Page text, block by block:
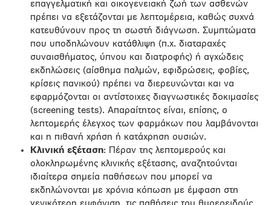
επαγγελματική και οικογενειακή ζωή των ασθενών
πρέπει να εξετάζονται με λεπτομέρεια, καθώς συχνά
κατευθύνουν προς τη σωστή διάγνωση. Συμπτώματα
που υποδηλώνουν κατάθλιψη (π.χ. διαταραχές
συναισθήματος, ύπνου και διατροφής) ή αγχώδεις
εκδηλώσεις (αίσθημα παλμών, εφιδρώσεις, φοβίες,
κρίσεις πανικού) πρέπει να διερευνώνται και να
εφαρμόζονται οι αντίστοιχες διαγνωστικές δοκιμασίες
(screening tests). Απαραίτητος είναι, επίσης, ο
λεπτομερής έλεγχος των φαρμάκων που λαμβάνονται
και η πιθανή χρήση ή κατάχρηση ουσιών.
Κλινική εξέταση: Πέραν της λεπτομερούς και
ολοκληρωμένης κλινικής εξέτασης, αναζητούνται
ιδιαίτερα σημεία παθήσεων που μπορεί να
εκδηλώνονται με χρόνια κόπωση με έμφαση στη